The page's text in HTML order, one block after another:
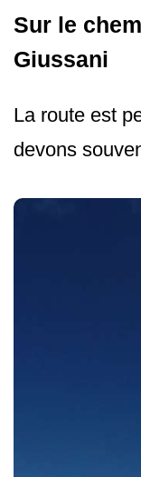
Sur le
Giussani
La route est
devons